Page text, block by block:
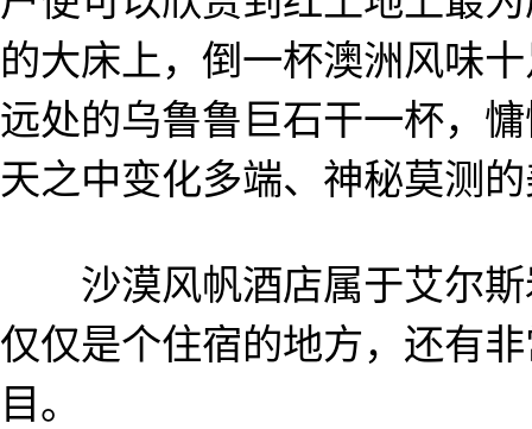
的大床上，倒一杯澳洲风味
远处的乌鲁鲁巨石干一杯，
天之中变化多端、神秘莫测
沙漠风帆酒店属于艾尔斯
仅仅是个住宿的地方，还有
目。